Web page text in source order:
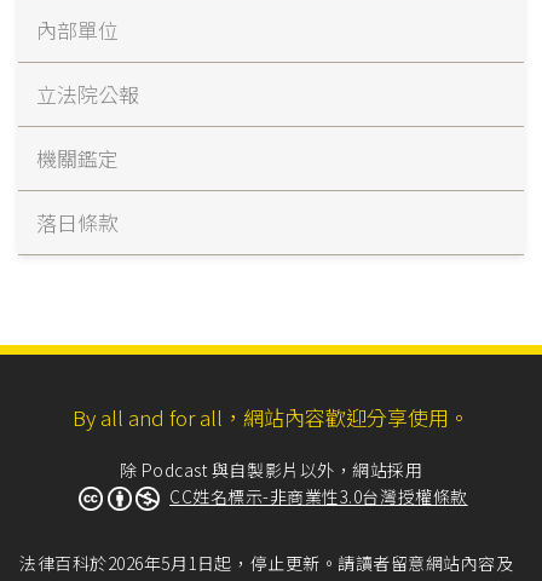
內部單位
立法院公報
機關鑑定
落日條款
By all and for all，網站內容歡迎分享使用。
除 Podcast 與自製影片以外，網站採用
CC姓名標示-非商業性3.0台灣授權條款
法律百科於2026年5月1日起，停止更新。請讀者留意網站內容及